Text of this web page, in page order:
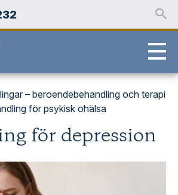
– beroendebehandling och terapi
för psykisk ohälsa
för depression